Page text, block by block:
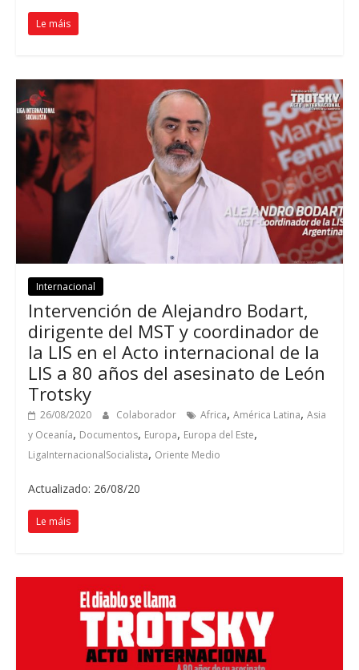
Le máis
Internacional
Intervención de Alejandro Bodart,
dirigente del MST y coordinador de
la LIS en el Acto internacional de la
LIS a 80 años del asesinato de León
Trotsky
26/08/2020 Colaborador Africa, América Latina, Asia
y Oceanía, Documentos, Europa, Europa del Este,
LigaInternacionalSocialista, Oriente Medio
Actualizado: 26/08/20
Le máis